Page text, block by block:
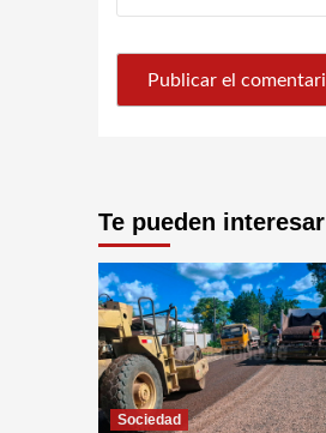
Te pueden interesar
Sociedad